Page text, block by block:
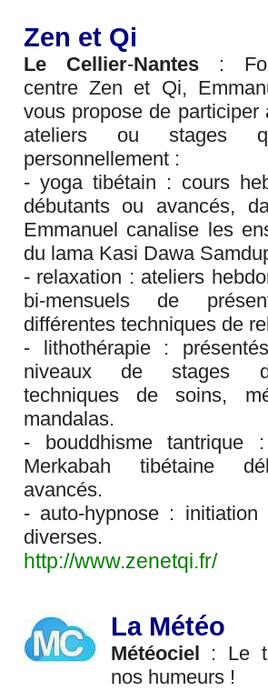
Zen et Qi
Le Cellier-Nantes:
centre Zen et Qi,
vous propose de participer
ateliers ou stages
personnellement :
- yoga tibétain : cours
débutants ou avancés,
Emmanuel canalise les
du lama Kasi Dawa
- relaxation : ateliers
bi-mensuels de
différentes techniques de
- lithothérapie :
niveaux de stages
techniques de soins,
mandalas.
- bouddhisme tantrique
Merkabah tibétaine
avancés.
- auto-hypnose : initiation
diverses.
http://www.zenetqi.fr/
La Météo
Météociel
: Le
nos humeurs !